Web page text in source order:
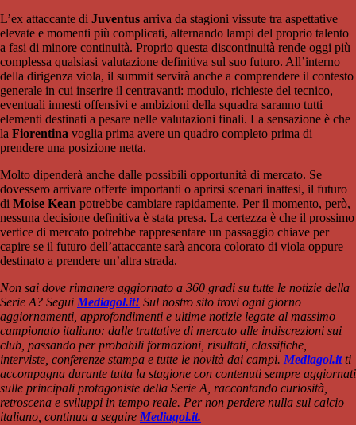
L’ex attaccante di Juventus arriva da stagioni vissute tra aspettative
elevate e momenti più complicati, alternando lampi del proprio talento
a fasi di minore continuità. Proprio questa discontinuità rende oggi più
complessa qualsiasi valutazione definitiva sul suo futuro. All’interno
della dirigenza viola, il summit servirà anche a comprendere il contesto
generale in cui inserire il centravanti: modulo, richieste del tecnico,
eventuali innesti offensivi e ambizioni della squadra saranno tutti
elementi destinati a pesare nelle valutazioni finali. La sensazione è che
la Fiorentina voglia prima avere un quadro completo prima di
prendere una posizione netta.
Molto dipenderà anche dalle possibili opportunità di mercato. Se
dovessero arrivare offerte importanti o aprirsi scenari inattesi, il futuro
di Moise Kean potrebbe cambiare rapidamente. Per il momento, però,
nessuna decisione definitiva è stata presa. La certezza è che il prossimo
vertice di mercato potrebbe rappresentare un passaggio chiave per
capire se il futuro dell’attaccante sarà ancora colorato di viola oppure
destinato a prendere un’altra strada.
Non sai dove rimanere aggiornato a 360 gradi su tutte le notizie della
Serie A? Segui Mediagol.it! Sul nostro sito trovi ogni giorno
aggiornamenti, approfondimenti e ultime notizie legate al massimo
campionato italiano: dalle trattative di mercato alle indiscrezioni sui
club, passando per probabili formazioni, risultati, classifiche,
interviste, conferenze stampa e tutte le novità dai campi. Mediagol.itti
accompagna durante tutta la stagione con contenuti sempre aggiornati
sulle principali protagoniste della Serie A, raccontando curiosità,
retroscena e sviluppi in tempo reale. Per non perdere nulla sul calcio
italiano, continua a seguire Mediagol.it.